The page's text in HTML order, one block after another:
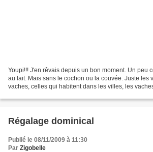
Youpi!!! J'en rêvais depuis un bon moment. Un peu
au lait. Mais sans le cochon ou la couvée. Juste les
vaches, celles qui habitent dans les villes, les
Régalage dominical
Publié le 08/11/2009 à 11:30
Par Zigobelle